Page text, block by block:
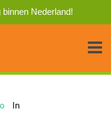
Nederland!
In